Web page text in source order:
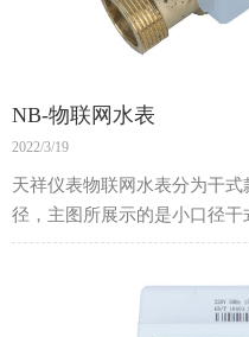
NB-物联网水表
2022/3/19
天祥仪表物联网水表分为干
径，主图所展示的是小口径
他型号，欢迎来电咨询。